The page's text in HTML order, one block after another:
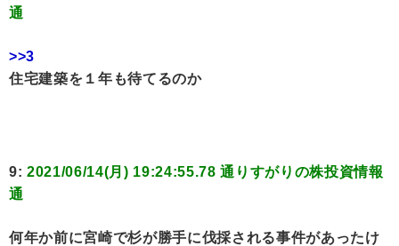
通
>>3
住宅建築を１年も待てるのか
9: 2021/06/14(月) 19:24:55.78 通りすがりの株投資情報
通
何年か前に宮崎で杉が勝手に伐採される事件があったけ